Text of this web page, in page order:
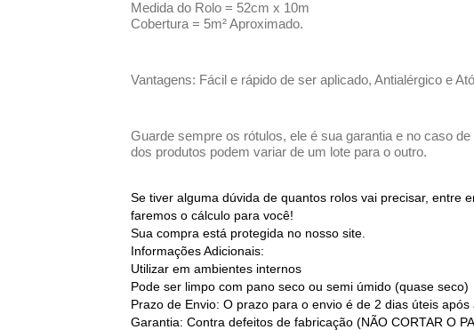
Medida do Rolo = 52cm x 10m
Cobertura = 5m² Aproximado.
Vantagens: Fácil e rápido de ser aplicado, Antialérgico e
Guarde sempre os rótulos, ele é sua garantia e no caso
dos produtos podem variar de um lote para o outro.
Se tiver alguma dúvida de quantos rolos vai precisar, entre
faremos o cálculo para você!
Sua compra está protegida no nosso site.
Informações Adicionais:
Utilizar em ambientes internos
Pode ser limpo com pano seco ou semi úmido (quase seco)
Prazo de Envio: O prazo para o envio é de 2 dias úteis
Garantia: Contra defeitos de fabricação (NÃO CORTAR O